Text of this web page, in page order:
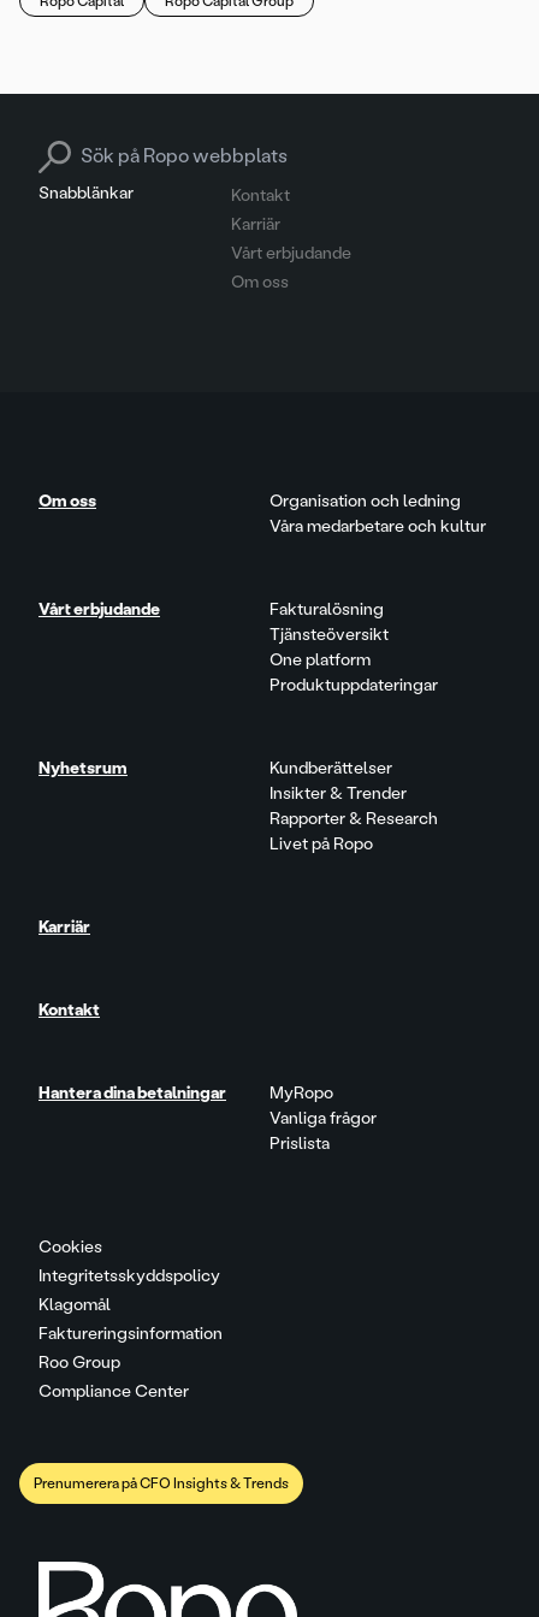
Snabblänkar
Kontakt
Karriär
Vårt erbjudande
Om oss
Search for:
Cookies
Integritetsskyddspolicy
Klagomål
Faktureringsinformation
Roo Group
Compliance Center
Om oss
Organisation och ledning
Våra medarbetare och kultur
Vårt erbjudande
Fakturalösning
Tjänsteöversikt
One platform
Produktuppdateringar
Nyhetsrum
Kundberättelser
Insikter & Trender
Rapporter & Research
Livet på Ropo
Karriär
Kontakt
Hantera dina betalningar
MyRopo
Vanliga frågor
Prislista
Prenumerera på CFO Insights & Trends